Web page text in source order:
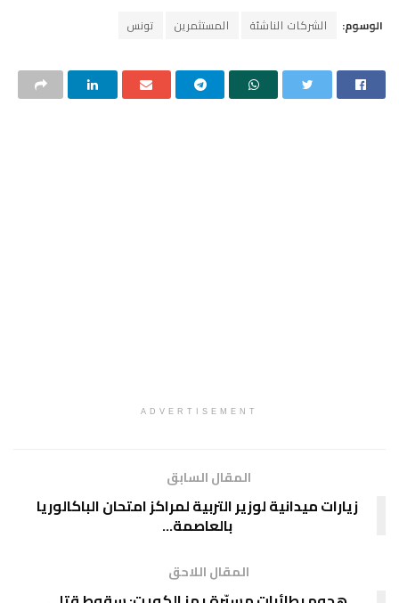
الوسوم: الشركات الناشئة المستثمرين تونس
ADVERTISEMENT
المقال السابق
زيارات ميدانية لوزير التربية لمراكز امتحان الباكالوريا
بالعاصمة…
المقال اللاحق